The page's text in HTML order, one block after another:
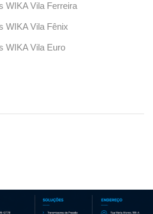
WIKA Vila Ferreira
WIKA Vila Fênix
WIKA Vila Euro